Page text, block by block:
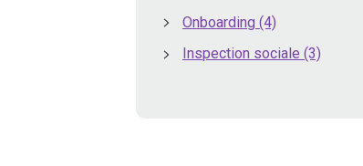
Onboarding(4)
Inspection sociale(3)